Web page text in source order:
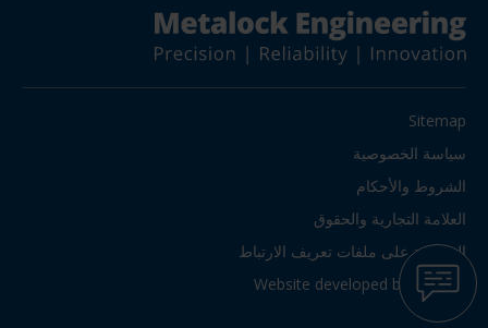
Sitemap
سياسة الخصوصية
الشروط والأحكام
العلامة التجارية والحقوق
الموافقة على ملفات تعريف الارتباط
Website developed by Iconnet